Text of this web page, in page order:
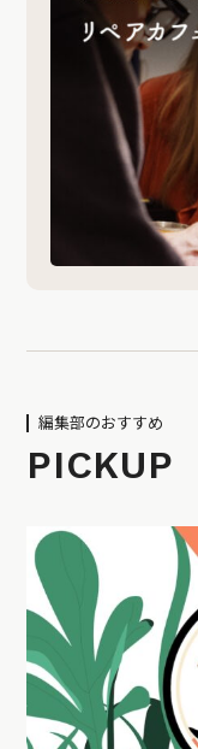
編集部のおすすめ
PICKUP